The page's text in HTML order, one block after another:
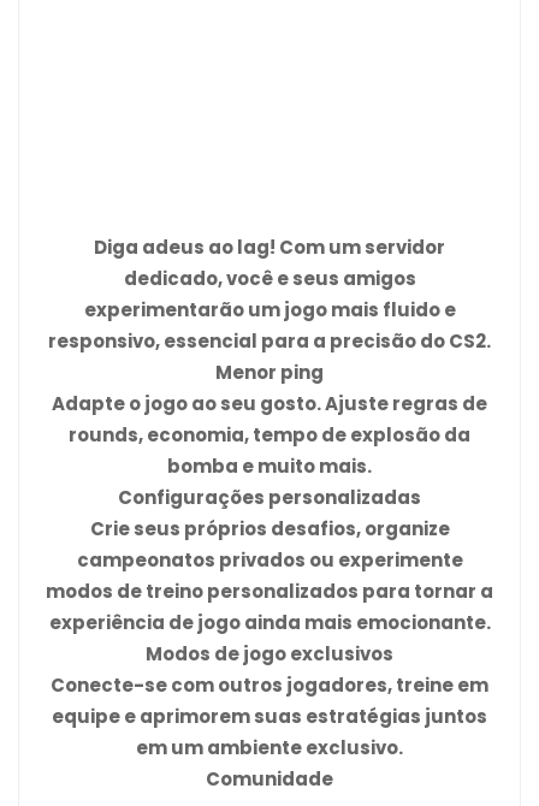
Diga adeus ao lag! Com um servidor
dedicado, você e seus amigos
experimentarão um jogo mais fluido e
responsivo, essencial para a precisão do CS2.
Menor ping
Adapte o jogo ao seu gosto. Ajuste regras de
rounds, economia, tempo de explosão da
bomba e muito mais.
Configurações personalizadas
Crie seus próprios desafios, organize
campeonatos privados ou experimente
modos de treino personalizados para tornar a
experiência de jogo ainda mais emocionante.
Modos de jogo exclusivos
Conecte-se com outros jogadores, treine em
equipe e aprimorem suas estratégias juntos
em um ambiente exclusivo.
Comunidade